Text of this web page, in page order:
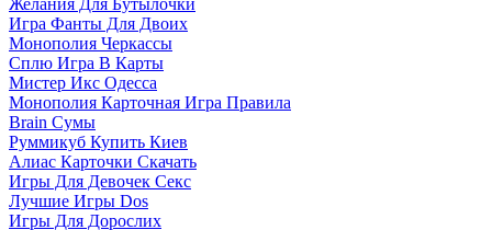
Желания Для Бутылочки
Игра Фанты Для Двоих
Монополия Черкассы
Сплю Игра В Карты
Мистер Икс Одесса
Монополия Карточная Игра Правила
Brain Сумы
Руммикуб Купить Киев
Алиас Карточки Скачать
Игры Для Девочек Секс
Лучшие Игры Dos
Игры Для Дорослих